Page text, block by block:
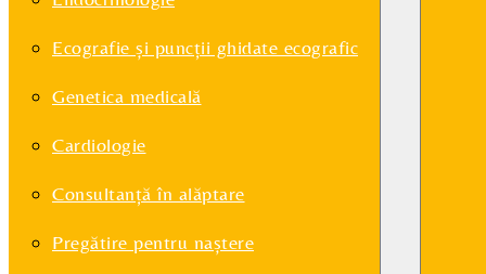
Ecografie și puncții ghidate ecografic
Genetica medicală
Cardiologie
Consultanță în alăptare
Pregătire pentru naștere